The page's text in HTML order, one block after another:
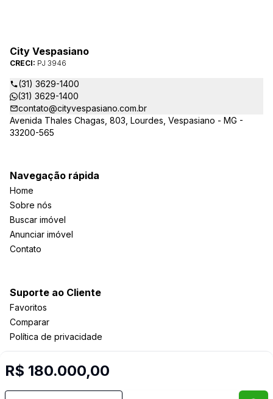
R$ 180.000,00
City Vespasiano
CRECI: PJ 3946
(31) 3629-1400
(31) 3629-1400
contato@cityvespasiano.com.br
Avenida Thales Chagas, 803, Lourdes, Vespasiano - MG -
33200-565
Navegação rápida
Home
Sobre nós
Buscar imóvel
Anunciar imóvel
Contato
Suporte ao Cliente
Favoritos
Comparar
Política de privacidade
Selo de Tecnologia Loft